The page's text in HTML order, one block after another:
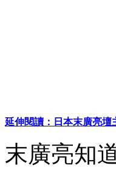
延伸閱讀：日本末廣亮壇
末廣亮知